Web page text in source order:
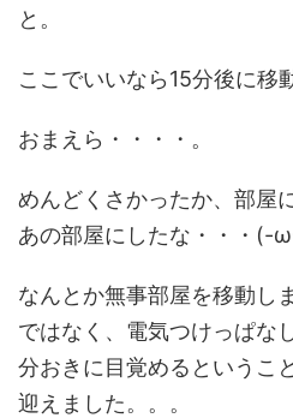
と。
ここでいいなら15分後に移
おまえら・・・・。
めんどくさかったか、部屋
あの部屋にしたな・・・(-
なんとか無事部屋を移動し
ではなく、電気つけっぱな
分おきに目覚めるというこ
迎えました。。。